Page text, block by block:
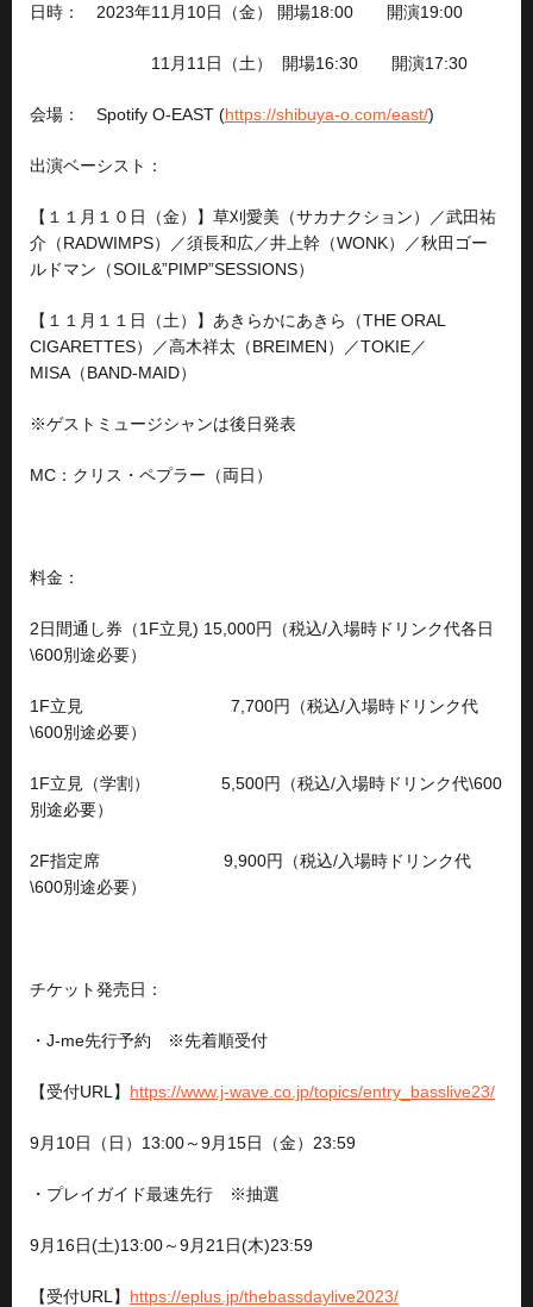
日時： 2023年11月10日（金） 開場18:00 開演19:00
11月11日（土） 開場16:30 開演17:30
会場： Spotify O-EAST (https://shibuya-o.com/east/)
出演ベーシスト：
【１１月１０日（金）】草刈愛美（サカナクション）／武田祐
介（RADWIMPS）／須長和広／井上幹（WONK）／秋田ゴー
ルドマン（SOIL&”PIMP”SESSIONS）
【１１月１１日（土）】あきらかにあきら（THE ORAL
CIGARETTES）／高木祥太（BREIMEN）／TOKIE／
MISA（BAND-MAID）
※ゲストミュージシャンは後日発表
MC：クリス・ペプラー（両日）
料金：
2日間通し券（1F立見) 15,000円（税込/入場時ドリンク代各日
\600別途必要）
1F立見 7,700円（税込/入場時ドリンク代
\600別途必要）
1F立見（学割） 5,500円（税込/入場時ドリンク代\600
別途必要）
2F指定席 9,900円（税込/入場時ドリンク代
\600別途必要）
チケット発売日：
・J-me先行予約 ※先着順受付
【受付URL】 https://www.j-wave.co.jp/topics/entry_basslive23/
9月10日（日）13:00～9月15日（金）23:59
・プレイガイド最速先行 ※抽選
9月16日(土)13:00～9月21日(木)23:59
【受付URL】 https://eplus.jp/thebassdaylive2023/